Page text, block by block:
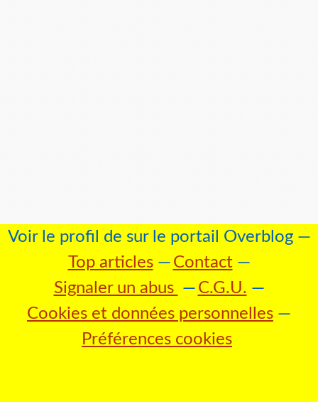
Voir le profil de sur le portail Overblog
Top articles
Contact
Signaler un abus
C.G.U.
Cookies et données personnelles
Préférences cookies